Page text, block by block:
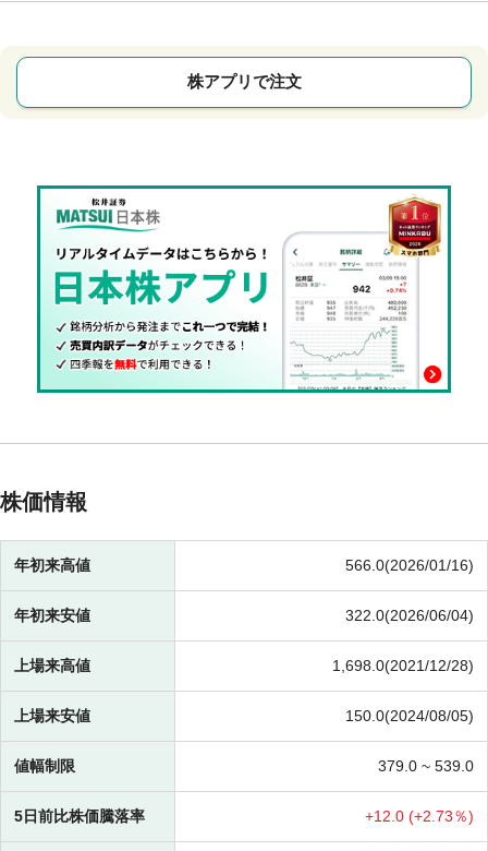
株アプリで注文
株価情報
年初来高値 566.0(2026/01/16)
年初来安値 322.0(2026/06/04)
上場来高値 1,698.0(2021/12/28)
上場来安値 150.0(2024/08/05)
値幅制限 379.0 ~ 539.0
5日前比株価騰落率 +12.0 (+2.73％)